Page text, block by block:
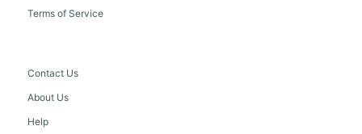
Terms of Service
Contact Us
About Us
Help